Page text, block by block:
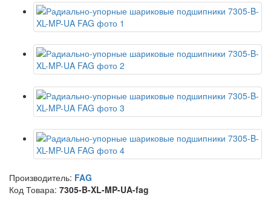
Производитель: FAG
Код Товара: 7305-B-XL-MP-UA-fag